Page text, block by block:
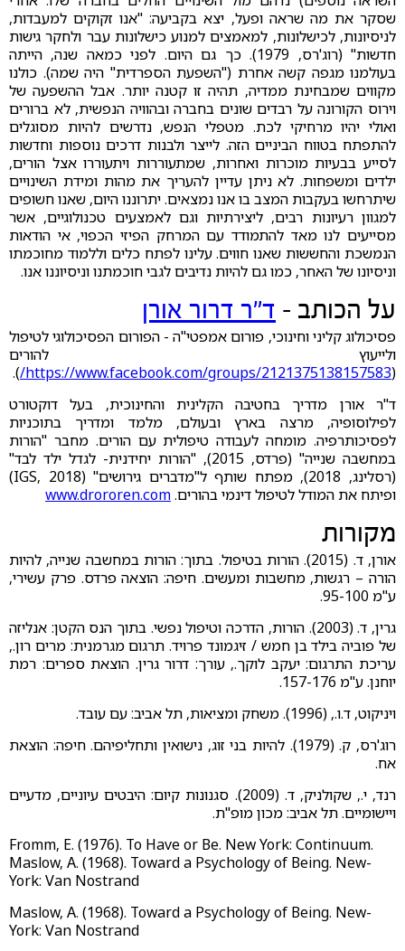
שסקר את מה שראה ופעל, יצא בקביעה: "אנו זקוקים למעבדות,
לניסיונות, לכישלונות, למאמצים למנוע כישלונות עבר ולחקר גישות
חדשות" (רוג'רס, 1979). כך גם היום. לפני כמאה שנה, הייתה
בעולמנו מגפה קשה אחרת ("השפעת הספרדית" היה שמה). כולנו
מקווים שמבחינת ממדיה, תהיה זו קטנה יותר. אבל ההשפעה של
וירוס הקורונה על רבדים שונים בחברה ובהוויה הנפשית, לא ברורים
ואולי יהיו מרחיקי לכת. מטפלי הנפש, נדרשים להיות מסוגלים
להתפתח בטווח הביניים הזה. לייצר ולבנות דרכים נוספות וחדשות
לסייע בבעיות מוכרות ואחרות, שמתעוררות ויתעוררו אצל הורים,
ילדים ומשפחות. לא ניתן עדיין להעריך את מהות ומידת השינויים
שיתרחשו בעקבות המצב בו אנו נמצאים. יתרוננו היום, שאנו חשופים
למגוון רעיונות רבים, ליצירתיות וגם לאמצעים טכנולוגיים, אשר
מסייעים לנו מאד להתמודד עם המרחק הפיזי הכפוי, אי הודאות
הנמשכת והחששות שאנו חווים. עלינו לפתח כלים וללמוד מחוכמתו
וניסיונו של האחר, כמו גם להיות נדיבים לגבי חוכמתנו וניסיוננו אנו.
על הכותב - ד"ר דרור אורן
פסיכולוג קליני וחינוכי, פורום אמפטי"ה - הפורום הפסיכולוגי לטיפול
ולייעוץ להורים
(
https://www.facebook.com/groups/2121375138157583/
).
ד"ר אורן מדריך בחטיבה הקלינית והחינוכית, בעל דוקטורט
לפילוסופיה, מרצה בארץ ובעולם, מלמד ומדריך בתוכניות
לפסיכותרפיה. מומחה לעבודה טיפולית עם הורים. מחבר "הורות
במחשבה שנייה" (פרדס, 2015), "הורות יחידנית- לגדל ילד לבד"
(רסלינג, 2018), מפתח שותף ל"מדברים גירושים" (IGS, 2018)
ופיתח את המודל לטיפול דינמי בהורים.www.drororen.com
מקורות
אורן, ד. (2015). הורות בטיפול. בתוך: הורות במחשבה שנייה, להיות
הורה – רגשות, מחשבות ומעשים. חיפה: הוצאה פרדס. פרק עשירי,
ע"מ 95-100.
גרין, ד. (2003). הורות, הדרכה וטיפול נפשי. בתוך הנס הקטן: אנליזה
של פוביה בילד בן חמש / זיגמונד פרויד. תרגום מגרמנית: מרים רון.,
עריכת התרגום: יעקב לוקך., עורך: דרור גרין. הוצאת ספרים: רמת
יוחנן. ע"מ 157-176.
ויניקוט, ד.ו., (1996). משחק ומציאות, תל אביב: עם עובד.
רוג'רס, ק. (1979). להיות בני זוג, נישואין ותחליפיהם. חיפה: הוצאת
אח.
רנד, י., שקולניק, ד. (2009). סגנונות קיום: היבטים עיוניים, מדעיים
ויישומיים. תל אביב: מכון מופ"ת.
Fromm, E. (1976). To Have or Be. New York: Continuum.
Maslow, A. (1968). Toward a Psychology of Being. New-
York: Van Nostrand
Maslow, A. (1968). Toward a Psychology of Being. New-
York: Van Nostrand